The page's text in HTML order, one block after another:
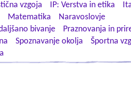
vzgoja IP: Verstva in etika
Matematika
Naravoslovje
bivanje
Praznovanja in
Spoznavanje okolja
Športna